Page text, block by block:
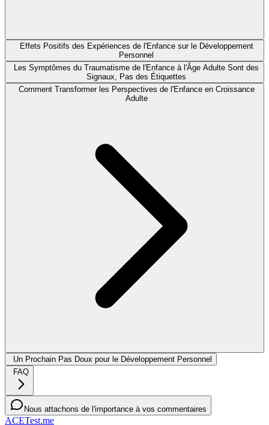
Effets Positifs des Expériences de l'Enfance sur le Développement
Personnel
Les Symptômes du Traumatisme de l'Enfance à l'Âge Adulte Sont des
Signaux, Pas des Étiquettes
Comment Transformer les Perspectives de l'Enfance en Croissance
Adulte
Un Prochain Pas Doux pour le Développement Personnel
FAQ
Nous attachons de l'importance à vos commentaires
ACETest.me